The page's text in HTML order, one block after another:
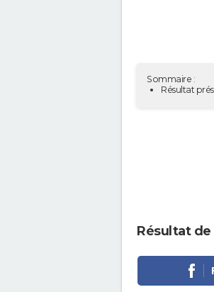
Sommaire :
Résultat
Résultat de